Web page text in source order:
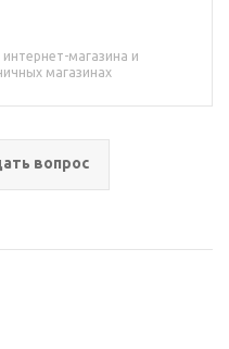
магазина и
магазинах
вопрос